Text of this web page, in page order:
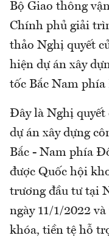
Bộ Giao thông
Chính phủ giải
thảo Nghị quyết
hiện dự án xây
tốc Bắc Nam phía
Đây là Nghị quyết
dự án xây dựng
Bắc - Nam phía
được Quốc hội
trương đầu tư tại
ngày 11/1/2022
khóa, tiền tệ hỗ